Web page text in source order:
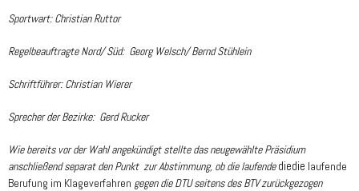
Sportwart: Christian Ruttor
Regelbeauftragte Nord/ Süd: Georg Welsch/ Bernd Stühlein
Schriftführer: Christian Wierer
Sprecher der Bezirke: Gerd Rucker
Wie bereits vor der Wahl angekündigt stellte das neugewählte Präsidium
anschließend separat den Punkt zur Abstimmung, ob die laufendediedie laufende
Berufung im Klageverfahren gegen die DTU seitens des BTV zurückgezogen